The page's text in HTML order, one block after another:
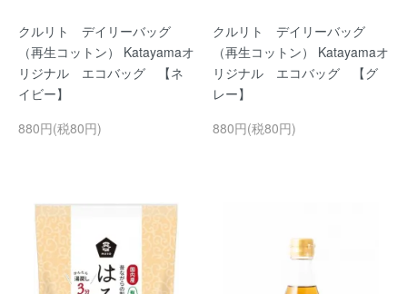
クルリト デイリーバッグ
（再生コットン） Katayamaオ
リジナル エコバッグ 【ネ
イビー】
880円(税80円)
クルリト デイリーバッグ
（再生コットン） Katayamaオ
リジナル エコバッグ 【グ
レー】
880円(税80円)